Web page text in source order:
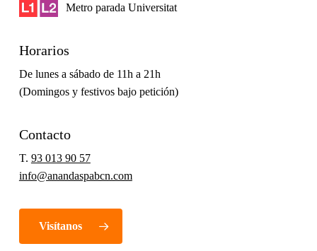
Metro parada Universitat
Horarios
De lunes a sábado de 11h a 21h
(Domingos y festivos bajo petición)
Contacto
T. 93 013 90 57
info@anandaspabcn.com
Visítanos